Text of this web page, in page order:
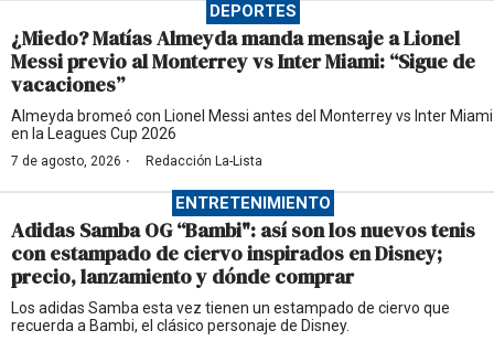
DEPORTES
¿Miedo? Matías Almeyda manda mensaje a Lionel
Messi previo al Monterrey vs Inter Miami: “Sigue de
vacaciones”
Almeyda bromeó con Lionel Messi antes del Monterrey vs Inter Miami
en la Leagues Cup 2026
7 de agosto, 2026 · Redacción La-Lista
ENTRETENIMIENTO
Adidas Samba OG “Bambi": así son los nuevos tenis
con estampado de ciervo inspirados en Disney;
precio, lanzamiento y dónde comprar
Los adidas Samba esta vez tienen un estampado de ciervo que
recuerda a Bambi, el clásico personaje de Disney.